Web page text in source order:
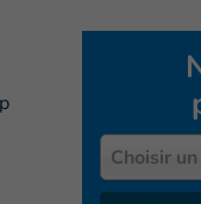
PaysChoisir